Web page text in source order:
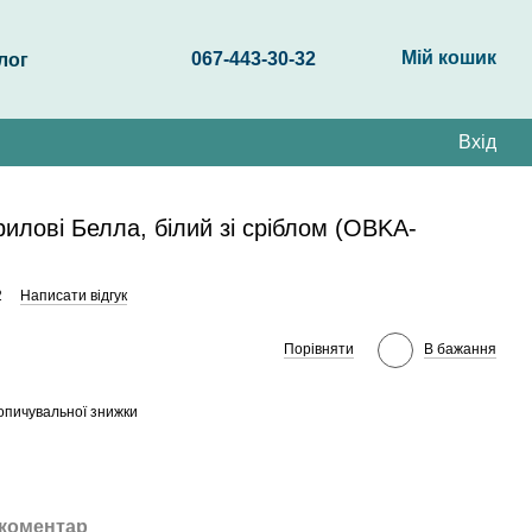
067-443-30-32 Мій кошик
Вхід
Белла, білий зі сріблом (OBKA-
Написати відгук
Порівняти В бажання
знижки